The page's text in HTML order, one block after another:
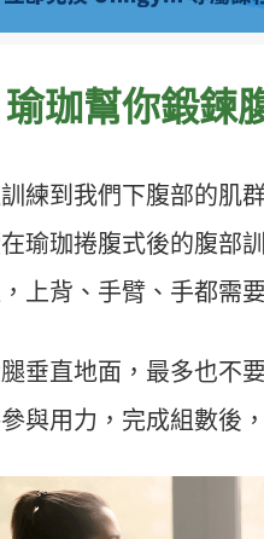
珈幫你鍛鍊
練到我們下腹部的肌
瑜珈捲腹式後的腹部
上背、手臂、手都需
垂直地面，最多也不
與用力，完成組數後
檢測是什麼？體育署「運動